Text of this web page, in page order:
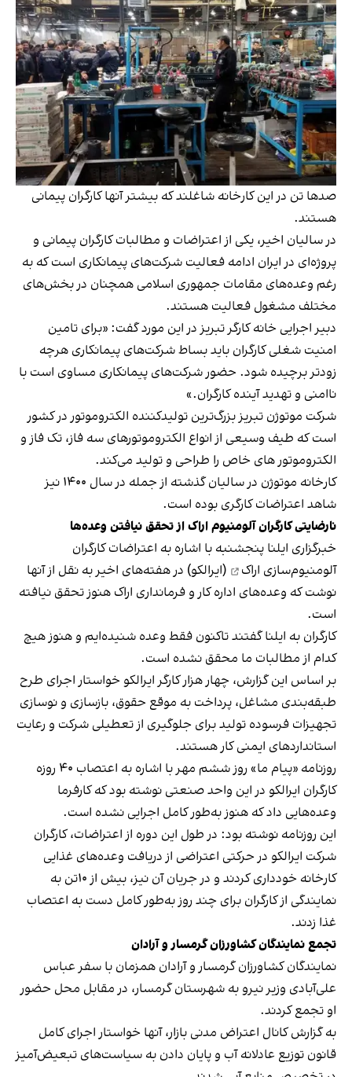
صدها تن در این کارخانه شاغلند که بیشتر آنها کارگران پیمانی
هستند.
در سالیان اخیر، یکی از اعتراضات و مطالبات کارگران پیمانی و
پروژه‌ای در ایران ادامه فعالیت شرکت‌های پیمانکاری است که به
رغم وعده‌های مقامات جمهوری اسلامی همچنان در بخش‌‌های
مختلف مشغول فعالیت هستند.
دبیر اجرایی خانه کارگر تبریز در این مورد گفت: «برای تامین
امنیت شغلی کارگران باید بساط شرکت‌های پیمانکاری هرچه
زودتر برچیده شود. حضور شرکت‌های پیمانکاری مساوی است با
ناامنی و تهدید آینده کارگران.»
شرکت موتوژن تبریز بزرگ‌ترین تولیدکننده الکتروموتور در کشور
است که طیف وسیعی از انواع الکتروموتورهای سه فاز، تک فاز و
الکتروموتور های خاص را طراحی و تولید می‌کند.
کارخانه موتوژن در سالیان گذشته از جمله در سال ۱۴۰۰ نیز
شاهد اعتراضات کارگری بوده است.
نارضایتی کارگران آلومنیوم اراک از تحقق نیافتن وعده‌ها
خبرگزاری ایلنا پنجشنبه با اشاره به اعتراضات کارگران
آلومنیوم‌سازی اراک
(ایرالکو) در هفته‌های اخیر به نقل از آنها
نوشت که وعده‌های اداره کار و فرمانداری اراک هنوز تحقق نیافته
است.
کارگران به ایلنا گفتند تاکنون فقط وعده شنیده‌ایم و هنوز هیچ
کدام از مطالبات ما محقق نشده است.
بر اساس این گزارش، چهار هزار کارگر ایرالکو خواستار اجرای طرح
طبقه‌بندی مشاغل، پرداخت به موقع حقوق، بازسازی و نوسازی
تجهیزات فرسوده تولید برای جلوگیری از تعطیلی شرکت و رعایت
استانداردهای ایمنی کار هستند.
روزنامه «پیام ما» روز ششم مهر با اشاره به اعتصاب ۴۰ روزه
کارگران ایرالکو در این واحد صنعتی نوشته بود که کارفرما
وعده‌‌هایی داد که هنوز به‌طور کامل اجرایی نشده است.
این روزنامه نوشته بود: در طول این دوره از اعتراضات، کارگران
شرکت ایرالکو در حرکتی اعتراضی از دریافت وعده‌های غذایی
کارخانه خودداری کردند و در جریان آن نیز، بیش از ۱۰تن به
نمایندگی از کارگران برای چند روز به‌طور کامل دست به اعتصاب
غذا زدند.
تجمع نمایندگان کشاورزان گرمسار و آرادان
نمایندگان کشاورزان گرمسار و آرادان همزمان با سفر عباس
علی‌آبادی وزیر نیرو به شهرستان گرمسار، در مقابل محل حضور
او تجمع کردند.
به گزارش کانال اعتراض مدنی بازار، آنها خواستار اجرای کامل
قانون توزیع عادلانه آب و پایان دادن به سیاست‌های تبعیض‌آمیز